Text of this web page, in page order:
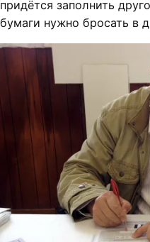
придётся заполнить
бумаги нужно бросать в